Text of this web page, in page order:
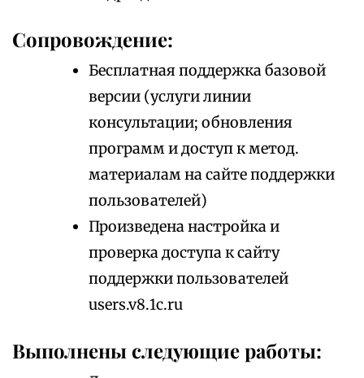
Сопровождение:
Бесплатная поддержка базовой
версии (услуги линии
консультации; обновления
программ и доступ к метод.
материалам на сайте поддержки
пользователей)
Произведена настройка и
проверка доступа к сайту
поддержки пользователей
users.v8.1c.ru
Выполнены следующие работы: